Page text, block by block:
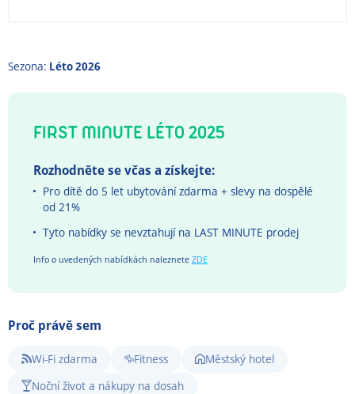
Sezona: Léto 2026
FIRST MINUTE LÉTO 2025
Rozhodněte se včas a získejte:
Pro dítě do 5 let ubytování zdarma + slevy na dospělé
od 21%
Tyto nabídky se nevztahují na LAST MINUTE prodej
Info o uvedených nabídkách naleznete ZDE
Proč právě sem
Wi-Fi zdarma Fitness
Městský hotel
Noční život a nákupy na dosah